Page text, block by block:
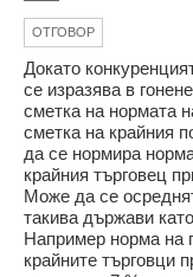
ОТГОВОР
Докато
се изразява в
сметка на нормата
сметка на крайния
да се нормира
крайния търговец
Може да се
такива държави
Например норма на
крайните търговци